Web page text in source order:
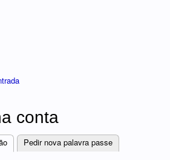
conta
(separador ativo)
Pedir nova palavra passe